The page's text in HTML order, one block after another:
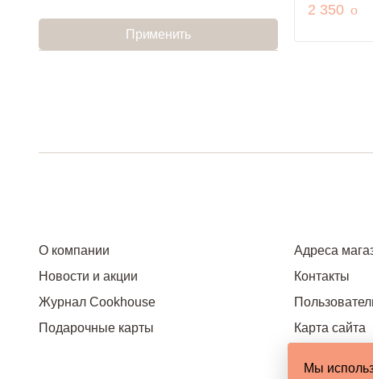
Применить
2 350 руб.
o
О компании
Новости и акции
Журнал Cookhouse
Подарочные карты
Адреса
Контакты
Карта сайта
Мы